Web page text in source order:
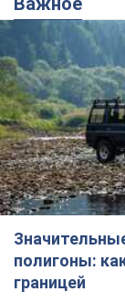
полигоны:
границей
Украине не
8.08.2026 05:10
В
жары прошел
дороги
Непогода